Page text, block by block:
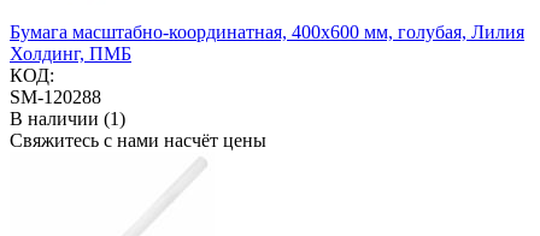
Бумага масштабно-координатная, 400х600 мм, голубая, Лилия
Холдинг, ПМБ
КОД:
SM-120288
В наличии (1)
Свяжитесь с нами насчёт цены